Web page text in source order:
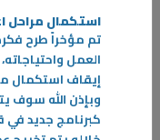
استكمال مراحل
تم مؤخراً طرح
العمل
إيقاف استكمال
وبإذن الله سوف
كبرنامج جديد في